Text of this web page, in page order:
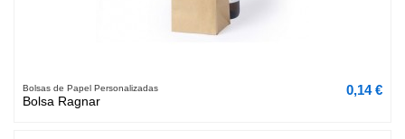
Bolsas de Papel Personalizadas
Bolsa Ragnar
0,14 €